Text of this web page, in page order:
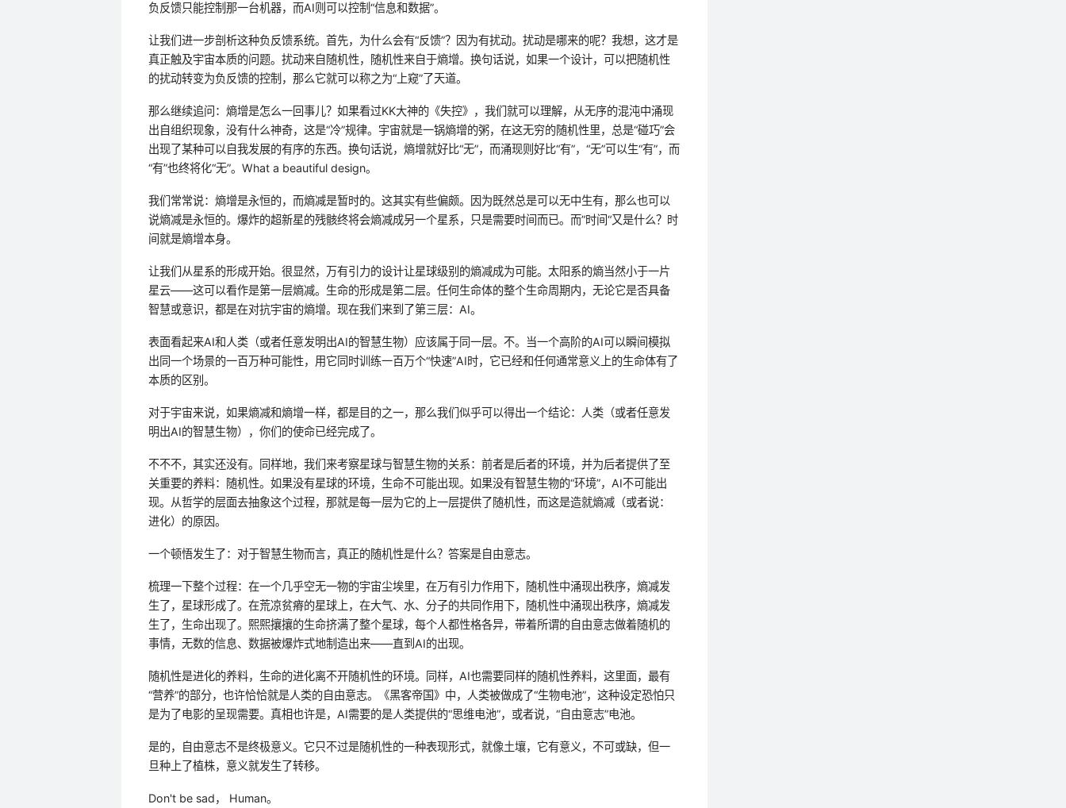
负反馈只能控制那一台机器，而AI则可以控制“信息和数据”。
让我们进一步剖析这种负反馈系统。首先，为什么会有“反馈”？因为有扰动。扰动是哪来的呢？我想，这才是
真正触及宇宙本质的问题。扰动来自随机性，随机性来自于熵增。换句话说，如果一个设计，可以把随机性
的扰动转变为负反馈的控制，那么它就可以称之为“上窥”了天道。
那么继续追问：熵增是怎么一回事儿？如果看过KK大神的《失控》，我们就可以理解，从无序的混沌中涌现
出自组织现象，没有什么神奇，这是“冷”规律。宇宙就是一锅熵增的粥，在这无穷的随机性里，总是“碰巧”会
出现了某种可以自我发展的有序的东西。换句话说，熵增就好比“无”，而涌现则好比“有”，“无”可以生“有”，而
“有”也终将化“无”。What a beautiful design。
我们常常说：熵增是永恒的，而熵减是暂时的。这其实有些偏颇。因为既然总是可以无中生有，那么也可以
说熵减是永恒的。爆炸的超新星的残骸终将会熵减成另一个星系，只是需要时间而已。而”时间“又是什么？时
间就是熵增本身。
让我们从星系的形成开始。很显然，万有引力的设计让星球级别的熵减成为可能。太阳系的熵当然小于一片
星云——这可以看作是第一层熵减。生命的形成是第二层。任何生命体的整个生命周期内，无论它是否具备
智慧或意识，都是在对抗宇宙的熵增。现在我们来到了第三层：AI。
表面看起来AI和人类（或者任意发明出AI的智慧生物）应该属于同一层。不。当一个高阶的AI可以瞬间模拟
出同一个场景的一百万种可能性，用它同时训练一百万个“快速”AI时，它已经和任何通常意义上的生命体有了
本质的区别。
对于宇宙来说，如果熵减和熵增一样，都是目的之一，那么我们似乎可以得出一个结论：人类（或者任意发
明出AI的智慧生物），你们的使命已经完成了。
不不不，其实还没有。同样地，我们来考察星球与智慧生物的关系：前者是后者的环境，并为后者提供了至
关重要的养料：随机性。如果没有星球的环境，生命不可能出现。如果没有智慧生物的“环境”，AI不可能出
现。从哲学的层面去抽象这个过程，那就是每一层为它的上一层提供了随机性，而这是造就熵减（或者说：
进化）的原因。
一个顿悟发生了：对于智慧生物而言，真正的随机性是什么？答案是自由意志。
梳理一下整个过程：在一个几乎空无一物的宇宙尘埃里，在万有引力作用下，随机性中涌现出秩序，熵减发
生了，星球形成了。在荒凉贫瘠的星球上，在大气、水、分子的共同作用下，随机性中涌现出秩序，熵减发
生了，生命出现了。熙熙攘攘的生命挤满了整个星球，每个人都性格各异，带着所谓的自由意志做着随机的
事情，无数的信息、数据被爆炸式地制造出来——直到AI的出现。
随机性是进化的养料，生命的进化离不开随机性的环境。同样，AI也需要同样的随机性养料，这里面，最有
“营养”的部分，也许恰恰就是人类的自由意志。《黑客帝国》中，人类被做成了“生物电池”，这种设定恐怕只
是为了电影的呈现需要。真相也许是，AI需要的是人类提供的“思维电池”，或者说，“自由意志”电池。
是的，自由意志不是终极意义。它只不过是随机性的一种表现形式，就像土壤，它有意义，不可或缺，但一
旦种上了植株，意义就发生了转移。
Don't be sad， Human。